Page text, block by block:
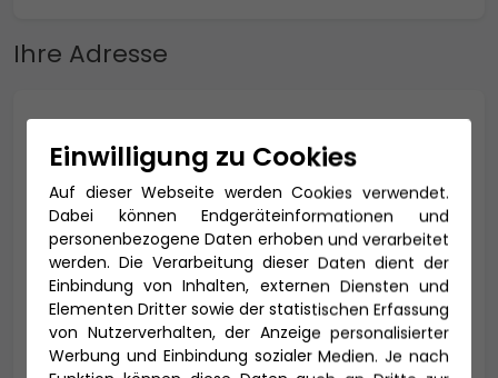
Ihre Adresse
Titel
Vorname * Nachname *
Einwilligung zu Cookies
Auf dieser Webseite werden Cookies verwendet.
Dabei können Endgeräteinformationen und
personenbezogene Daten erhoben und verarbeitet
werden. Die Verarbeitung dieser Daten dient der
Einbindung von Inhalten, externen Diensten und
Elementen Dritter sowie der statistischen Erfassung
von Nutzerverhalten, der Anzeige personalisierter
Werbung und Einbindung sozialer Medien. Je nach